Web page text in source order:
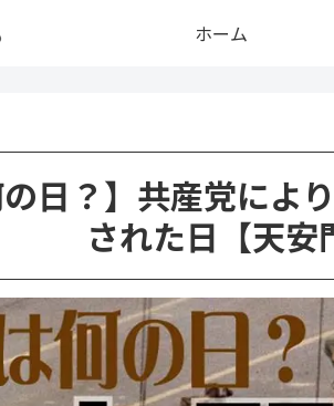
ホーム
の日？】共産党によ
された日【天安